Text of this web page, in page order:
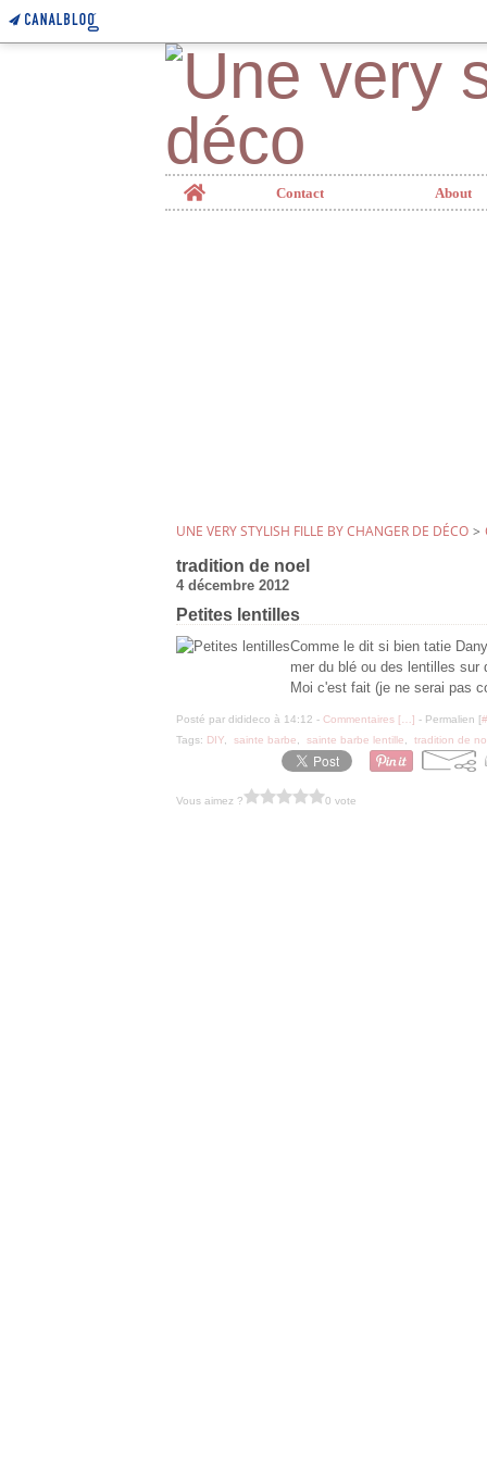
Home
Contact About
UNE VERY STYLISH FILLE BY CHANGER DE DÉCO >
tradition de noel
4 décembre 2012
Petites lentilles
Comme le dit si bien tatie
mer du blé ou des lentilles sur
Moi c'est fait (je ne serai pas
Posté par didideco à 14:12 - Commentaires [ ] - Permalien [#
Tags: DIY sainte barbe sainte barbe lentille tradition de
Vous aimez ? 0 vote